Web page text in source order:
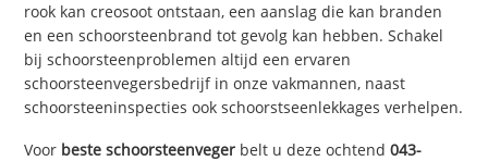
rook kan creosoot ontstaan, een aanslag die kan branden
en een schoorsteenbrand tot gevolg kan hebben. Schakel
bij schoorsteenproblemen altijd een ervaren
schoorsteenvegersbedrijf in onze vakmannen, naast
schoorsteeninspecties ook schoorstseenlekkages verhelpen.
Voor beste schoorsteenveger belt u deze ochtend043-